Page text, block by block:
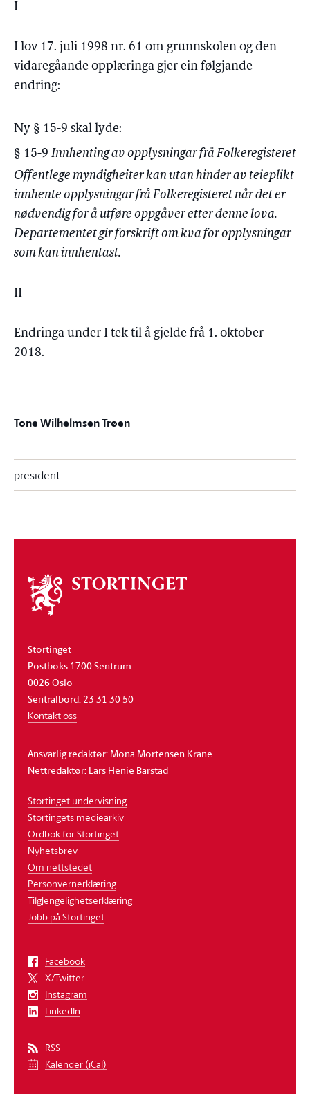
I
I lov 17. juli 1998 nr. 61 om grunnskolen og den
vidaregåande opplæringa gjer ein følgjande
endring:
Ny § 15-9 skal lyde:
§ 15-9 Innhenting av opplysningar frå Folkeregisteret
Offentlege myndigheiter kan utan hinder av teieplikt
innhente opplysningar frå Folkeregisteret når det er
nødvendig for å utføre oppgåver etter denne lova.
Departementet gir forskrift om kva for opplysningar
som kan innhentast.
II
Endringa under I tek til å gjelde frå 1. oktober
2018.
Tone Wilhelmsen Trøen
president
Om
stortinget
Stortinget
Postboks 1700 Sentrum
0026 Oslo
Sentralbord: 23 31 30 50
Kontakt oss
Ansvarlig redaktør: Mona Mortensen Krane
Nettredaktør: Lars Henie Barstad
Stortinget undervisning
Stortingets mediearkiv
Ordbok for Stortinget
Nyhetsbrev
Om nettstedet
Personvernerklæring
Tilgjengelighetserklæring
Jobb på Stortinget
Facebook
X/Twitter
Instagram
LinkedIn
RSS
Kalender (iCal)